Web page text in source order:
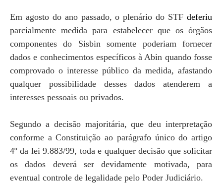
Em agosto do ano passado, o plenário do STF deferiu
parcialmente medida para estabelecer que os órgãos
componentes do Sisbin somente poderiam fornecer
dados e conhecimentos específicos à Abin quando fosse
comprovado o interesse público da medida, afastando
qualquer possibilidade desses dados atenderem a
interesses pessoais ou privados.
Segundo a decisão majoritária, que deu interpretação
conforme a Constituição ao parágrafo único do artigo
4º da lei 9.883/99, toda e qualquer decisão que solicitar
os dados deverá ser devidamente motivada, para
eventual controle de legalidade pelo Poder Judiciário.